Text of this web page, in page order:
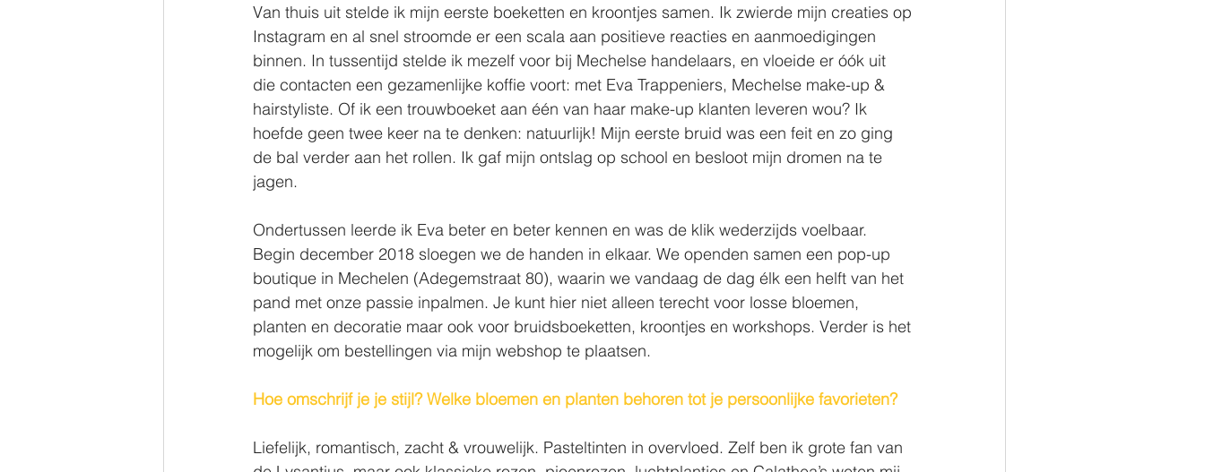
Van thuis uit stelde ik mijn eerste boeketten en kroontjes samen. Ik zwierde mijn creaties op
Instagram en al snel stroomde er een scala aan positieve reacties en aanmoedigingen
binnen. In tussentijd stelde ik mezelf voor bij Mechelse handelaars, en vloeide er óók uit
die contacten een gezamenlijke koffie voort: met Eva Trappeniers, Mechelse make-up &
hairstyliste. Of ik een trouwboeket aan één van haar make-up klanten leveren wou? Ik
hoefde geen twee keer na te denken: natuurlijk! Mijn eerste bruid was een feit en zo ging
de bal verder aan het rollen. Ik gaf mijn ontslag op school en besloot mijn dromen na te
jagen.
Ondertussen leerde ik Eva beter en beter kennen en was de klik wederzijds voelbaar.
Begin december 2018 sloegen we de handen in elkaar. We openden samen een pop-up
boutique in Mechelen (Adegemstraat 80), waarin we vandaag de dag élk een helft van het
pand met onze passie inpalmen. Je kunt hier niet alleen terecht voor losse bloemen,
planten en decoratie maar ook voor bruidsboeketten, kroontjes en workshops. Verder is het
mogelijk om bestellingen via mijn webshop te plaatsen.
Hoe omschrijf je je stijl? Welke bloemen en planten behoren tot je persoonlijke favorieten?
Liefelijk, romantisch, zacht & vrouwelijk. Pasteltinten in overvloed. Zelf ben ik grote fan van